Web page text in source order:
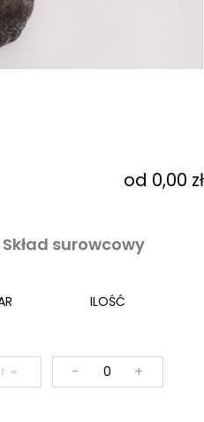
od 0,00 zł
Skład surowcowy
ILOŚĆ
- +